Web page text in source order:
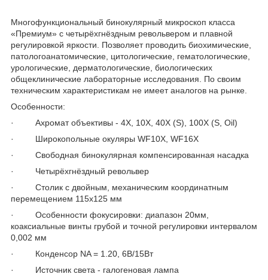
Многофункциональный бинокулярный микроскоп класса
«Премиум» с четырёхгнёздным револьвером и плавной
регулировкой яркости. Позволяет проводить биохимические,
патологоанатомические, цитологические, гематологические,
урологические, дерматологические, биологических
общеклинические лабораторные исследования. По своим
техническим характеристикам не имеет аналогов на рынке.
Особенности:
· Ахромат объективы - 4Х, 10Х, 40Х (S), 100Х (S, Oil)
· Широкопольные окуляры WF10Х, WF16Х
· Свободная бинокулярная компенсированная насадка
· Четырёхгнёздный револьвер
· Столик с двойным, механическим координатным
перемещением 115х125 мм
· Особенности фокусировки: диапазон 20мм,
коаксиальные винты грубой и точной регулировки интервалом
0,002 мм
· Конденсор NA = 1.20, 6В/15Вт
· Источник света - галогеновая лампа